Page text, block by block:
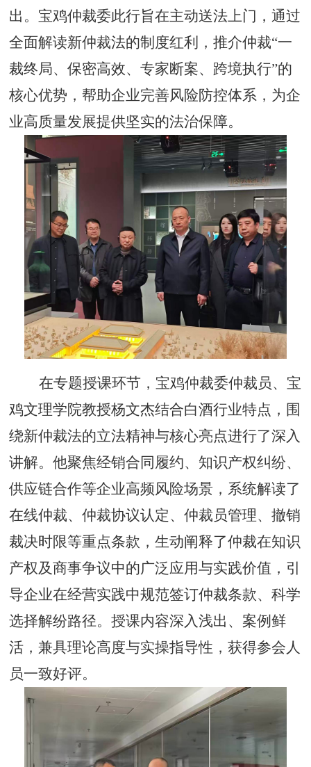
出。宝鸡仲裁委此行旨在主动送法上门，通过
全面解读新仲裁法的制度红利，推介仲裁“一
裁终局、保密高效、专家断案、跨境执行”的
核心优势，帮助企业完善风险防控体系，为企
业高质量发展提供坚实的法治保障。
在专题授课环节，宝鸡仲裁委仲裁员、宝
鸡文理学院教授杨文杰结合白酒行业特点，围
绕新仲裁法的立法精神与核心亮点进行了深入
讲解。他聚焦经销合同履约、知识产权纠纷、
供应链合作等企业高频风险场景，系统解读了
在线仲裁、仲裁协议认定、仲裁员管理、撤销
裁决时限等重点条款，生动阐释了仲裁在知识
产权及商事争议中的广泛应用与实践价值，引
导企业在经营实践中规范签订仲裁条款、科学
选择解纷路径。授课内容深入浅出、案例鲜
活，兼具理论高度与实操指导性，获得参会人
员一致好评。